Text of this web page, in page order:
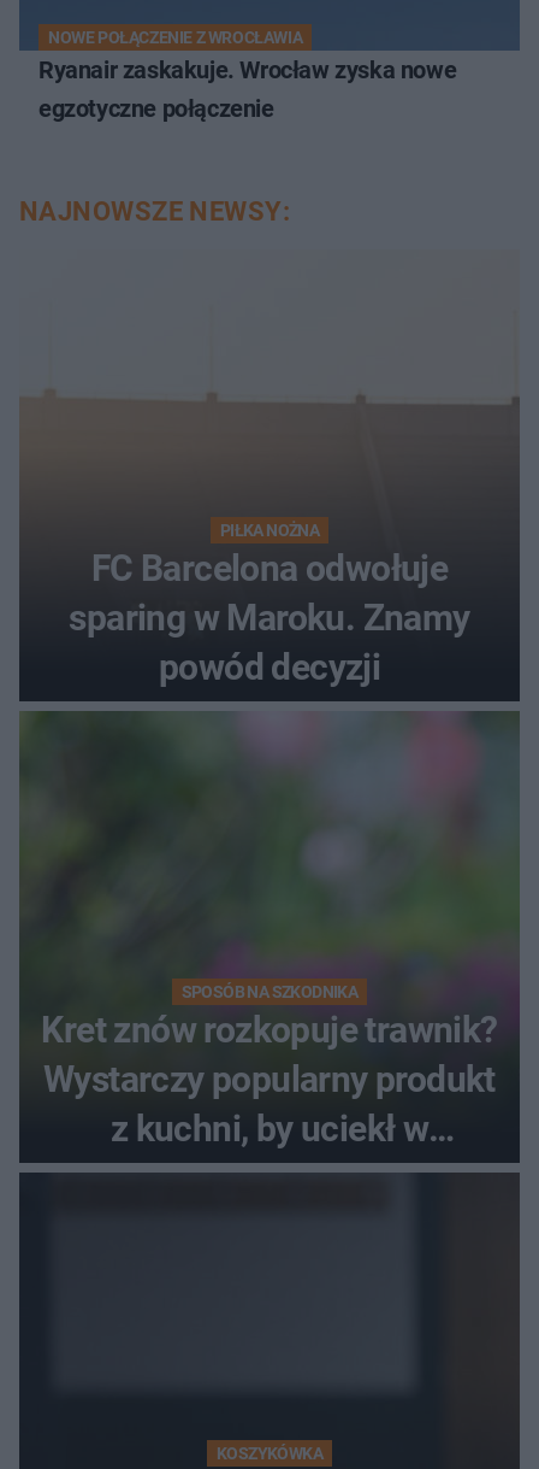
NOWE POŁĄCZENIE Z WROCŁAWIA
Ryanair zaskakuje. Wrocław zyska nowe
egzotyczne połączenie
NAJNOWSZE NEWSY:
PIŁKA NOŻNA
FC Barcelona odwołuje
sparing w Maroku. Znamy
powód decyzji
SPOSÓB NA SZKODNIKA
Kret znów rozkopuje trawnik?
Wystarczy popularny produkt
z kuchni, by uciekł w
popłochu
KOSZYKÓWKA